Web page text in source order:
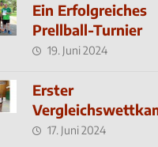
Ein Erfolgreiches
Prellball-Turnier
19. Juni 2024
Erster
seit 2019
17. Juni 2024